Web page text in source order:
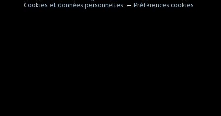
Cookies et données personnelles
Préférences cookies